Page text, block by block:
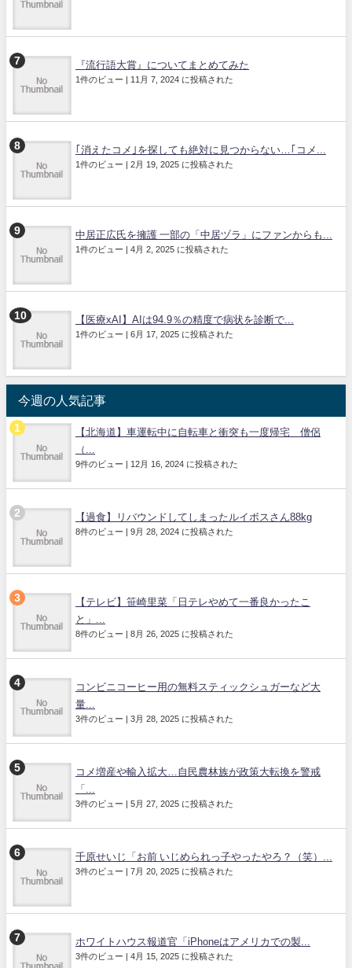
『流行語大賞』についてまとめてみた
1件のビュー | 11月 7, 2024 に投稿された
｢消えたコメ｣を探しても絶対に見つからない…｢コメ...
1件のビュー | 2月 19, 2025 に投稿された
中居正広氏を擁護 一部の「中居ヅラ」にファンからも...
1件のビュー | 4月 2, 2025 に投稿された
【医療xAI】AIは94.9％の精度で病状を診断で...
1件のビュー | 6月 17, 2025 に投稿された
今週の人気記事
【北海道】車運転中に自転車と衝突も一度帰宅 僧侶
（...
9件のビュー | 12月 16, 2024 に投稿された
【過食】リバウンドしてしまったルイボスさん88kg
8件のビュー | 9月 28, 2024 に投稿された
【テレビ】笹崎里菜「日テレやめて一番良かったこ
と」...
8件のビュー | 8月 26, 2025 に投稿された
コンビニコーヒー用の無料スティックシュガーなど大
量...
3件のビュー | 3月 28, 2025 に投稿された
コメ増産や輸入拡大…自民農林族が政策大転換を警戒
「...
3件のビュー | 5月 27, 2025 に投稿された
千原せいじ「お前 いじめられっ子やったやろ？（笑）...
3件のビュー | 7月 20, 2025 に投稿された
ホワイトハウス報道官「iPhoneはアメリカでの製...
3件のビュー | 4月 15, 2025 に投稿された